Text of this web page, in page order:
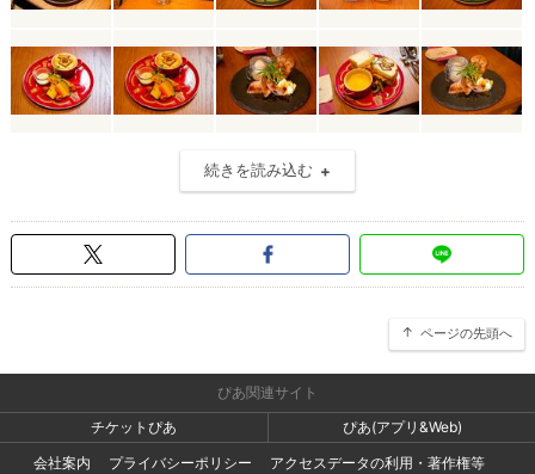
続きを読み込む
ページの先頭へ
ぴあ関連サイト
チケットぴあ
ぴあ(アプリ&Web)
会社案内
プライバシーポリシー アクセスデータの利用・著作権等